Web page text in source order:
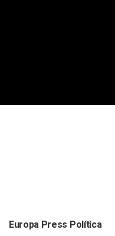
Europa Press Política